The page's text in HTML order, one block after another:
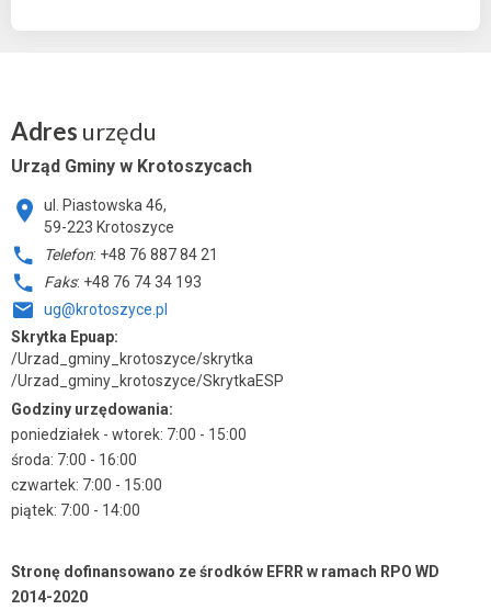
Adres urzędu
Urząd Gminy w Krotoszycach
ul. Piastowska 46,
59-223 Krotoszyce
Telefon: +48 76 887 84 21
Faks: +48 76 74 34 193
ug@krotoszyce.pl
Skrytka Epuap:
/Urzad_gminy_krotoszyce/skrytka
/Urzad_gminy_krotoszyce/SkrytkaESP
Godziny urzędowania:
poniedziałek - wtorek: 7:00 - 15:00
środa: 7:00 - 16:00
czwartek: 7:00 - 15:00
piątek: 7:00 - 14:00
Stronę dofinansowano ze środków EFRR w ramach RPO WD
2014-2020